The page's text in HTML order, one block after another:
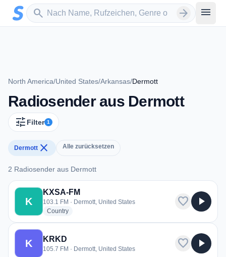
Zum Hauptinhalt springen
search
Sender suchen arrow_forward menu
North America/United States/Arkansas/Dermott
Radiosender aus Dermott
tune Filter 1
Dermott close Alle zurücksetzen
2 Radiosender aus Dermott
2 Radiosender aus Dermott
K
KXSA-FM
103.1 FM · Dermott, United States
Countryradio stations
favorite play_arrow
K KRKD
105.7 FM · Dermott, United States favorite play_arrow